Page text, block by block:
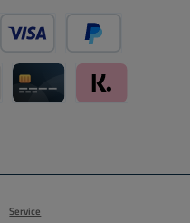
Kredit- oder Debitkarte über PayPal
Später Bezahlen
Service